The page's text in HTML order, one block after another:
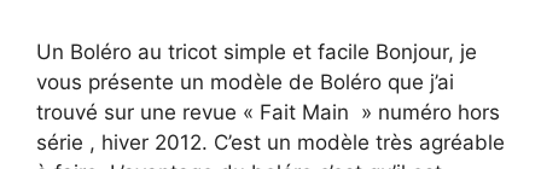
Un Boléro au tricot simple et facile Bonjour, je
vous présente un modèle de Boléro que j’ai
trouvé sur une revue « Fait Main » numéro hors
série , hiver 2012. C’est un modèle très agréable